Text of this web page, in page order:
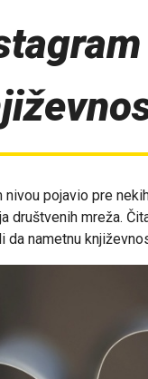
pojavio pre
društvenih mreža.
nametnu